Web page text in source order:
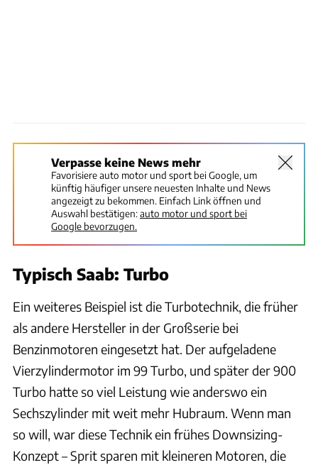
Verpasse keine News mehr
Favorisiere auto motor und sport bei Google, um
künftig häufiger unsere neuesten Inhalte und News
angezeigt zu bekommen. Einfach Link öffnen und
Auswahl bestätigen:auto motor und sport bei
Google bevorzugen.
Typisch Saab: Turbo
Ein weiteres Beispiel ist die Turbotechnik, die früher
als andere Hersteller in der Großserie bei
Benzinmotoren eingesetzt hat. Der aufgeladene
Vierzylindermotor im 99 Turbo, und später der 900
Turbo hatte so viel Leistung wie anderswo ein
Sechszylinder mit weit mehr Hubraum. Wenn man
so will, war diese Technik ein frühes Downsizing-
Konzept – Sprit sparen mit kleineren Motoren, die